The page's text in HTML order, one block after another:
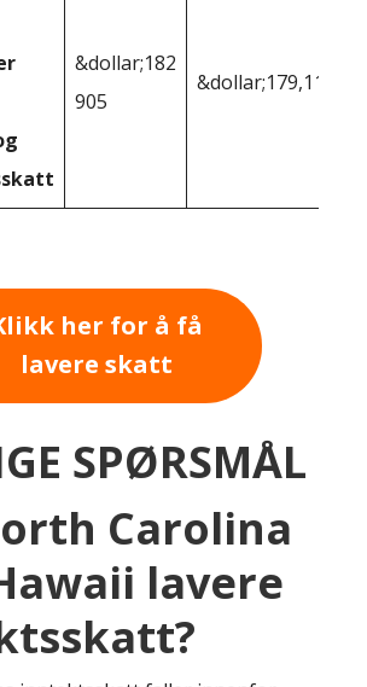
&dollar;182
905
&dollar;179,113
her for å få
lavere skatt
SPØRSMÅL
Carolina
lavere